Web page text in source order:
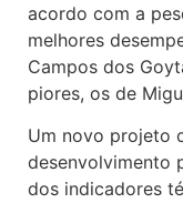
acordo com a
melhores
Campos dos
piores, os de
Um novo projeto
desenvolvimento
dos indicadores